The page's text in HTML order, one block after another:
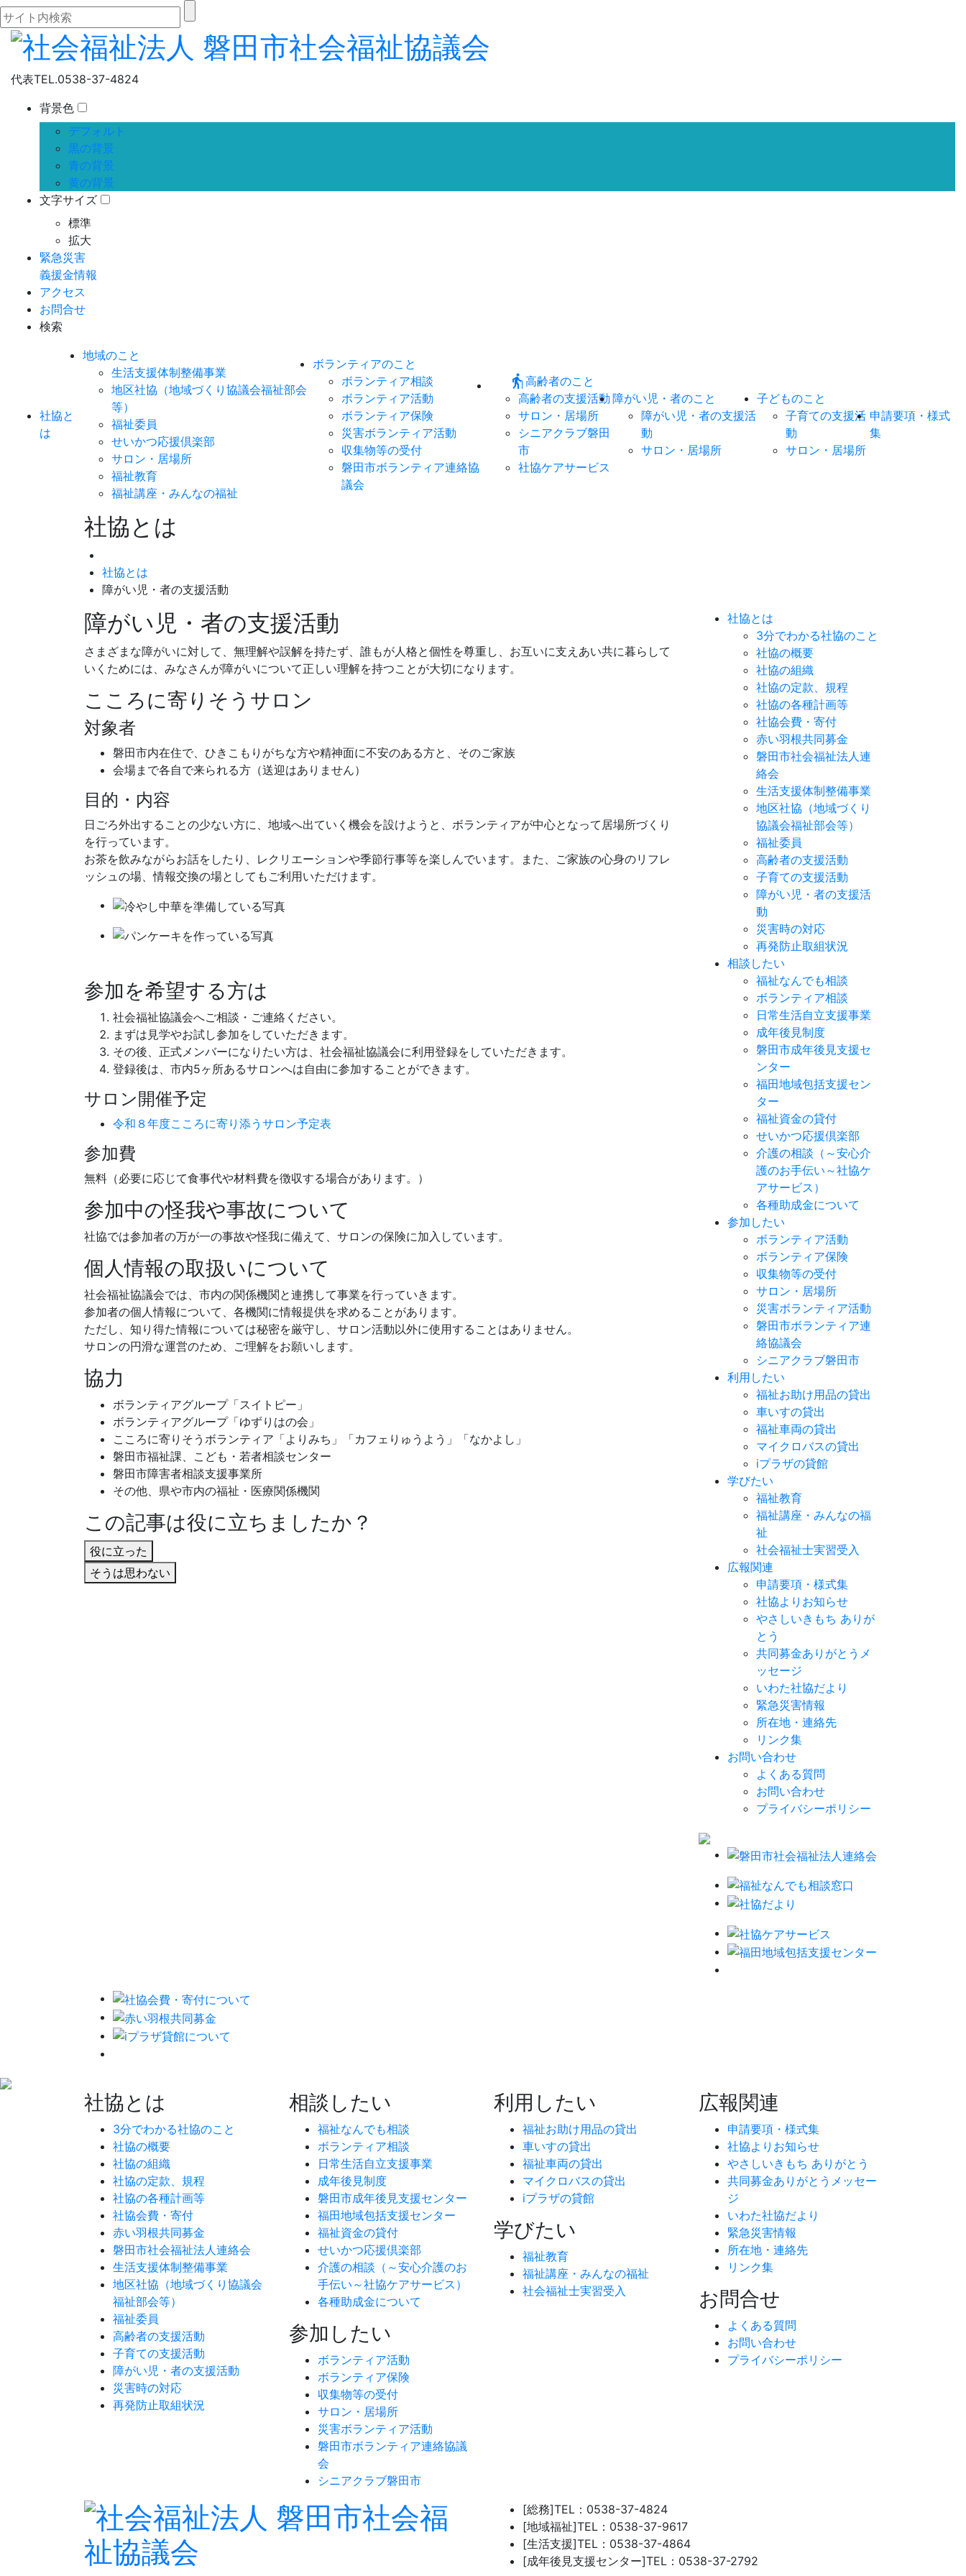
代表TEL.0538-37-4824
背景色
デフォルト
黒の背景
青の背景
黄の背景
文字サイズ
標準
拡大
緊急災害
義援金情報
アクセス
お問合せ
検索
社協と
は
地域のこと
生活支援体制整備事業
地区社協（地域づくり協議会福祉部会
等）
福祉委員
せいかつ応援倶楽部
サロン・居場所
福祉教育
福祉講座・みんなの福祉
ボランティアのこと
ボランティア相談
ボランティア活動
ボランティア保険
災害ボランティア活動
収集物等の受付
磐田市ボランティア連絡協
議会
elderly 高齢者のこと
高齢者の支援活動
サロン・居場所
シニアクラブ磐田
市
社協ケアサービス
障がい児・者のこと
障がい児・者の支援活
動
サロン・居場所
子どものこと
子育ての支援活
動
サロン・居場所
申請要項・様式
集
社協とは
社協とは
障がい児・者の支援活動
障がい児・者の支援活動
さまざまな障がいに対して、無理解や誤解を持たず、誰もが人格と個性を尊重し、お互いに支えあい共に暮らして
いくためには、みなさんが障がいについて正しい理解を持つことが大切になります。
こころに寄りそうサロン
対象者
磐田市内在住で、ひきこもりがちな方や精神面に不安のある方と、そのご家族
会場まで各自で来られる方（送迎はありません）
目的・内容
日ごろ外出することの少ない方に、地域へ出ていく機会を設けようと、ボランティアが中心となって居場所づくり
を行っています。
お茶を飲みながらお話をしたり、レクリエーションや季節行事等を楽しんでいます。また、ご家族の心身のリフレ
ッシュの場、情報交換の場としてもご利用いただけます。
参加を希望する方は
社会福祉協議会へご相談・ご連絡ください。
まずは見学やお試し参加をしていただきます。
その後、正式メンバーになりたい方は、社会福祉協議会に利用登録をしていただきます。
登録後は、市内5ヶ所あるサロンへは自由に参加することができます。
サロン開催予定
令和８年度こころに寄り添うサロン予定表
参加費
無料（必要に応じて食事代や材料費を徴収する場合があります。）
参加中の怪我や事故について
社協では参加者の万が一の事故や怪我に備えて、サロンの保険に加入しています。
個人情報の取扱いについて
社会福祉協議会では、市内の関係機関と連携して事業を行っていきます。
参加者の個人情報について、各機関に情報提供を求めることがあります。
ただし、知り得た情報については秘密を厳守し、サロン活動以外に使用することはありません。
サロンの円滑な運営のため、ご理解をお願いします。
協力
ボランティアグループ「スイトピー」
ボランティアグループ「ゆずりはの会」
こころに寄りそうボランティア「よりみち」「カフェりゅうよう」「なかよし」
磐田市福祉課、こども・若者相談センター
磐田市障害者相談支援事業所
その他、県や市内の福祉・医療関係機関
この記事は役に立ちましたか？
役に立った
そうは思わない
社協とは
3分でわかる社協のこと
社協の概要
社協の組織
社協の定款、規程
社協の各種計画等
社協会費・寄付
赤い羽根共同募金
磐田市社会福祉法人連
絡会
生活支援体制整備事業
地区社協（地域づくり
協議会福祉部会等）
福祉委員
高齢者の支援活動
子育ての支援活動
障がい児・者の支援活
動
災害時の対応
再発防止取組状況
相談したい
福祉なんでも相談
ボランティア相談
日常生活自立支援事業
成年後見制度
磐田市成年後見支援セ
ンター
福田地域包括支援セン
ター
福祉資金の貸付
せいかつ応援倶楽部
介護の相談（～安心介
護のお手伝い～社協ケ
アサービス）
各種助成金について
参加したい
ボランティア活動
ボランティア保険
収集物等の受付
サロン・居場所
災害ボランティア活動
磐田市ボランティア連
絡協議会
シニアクラブ磐田市
利用したい
福祉お助け用品の貸出
車いすの貸出
福祉車両の貸出
マイクロバスの貸出
iプラザの貸館
学びたい
福祉教育
福祉講座・みんなの福
祉
社会福祉士実習受入
広報関連
申請要項・様式集
社協よりお知らせ
やさしいきもち ありが
とう
共同募金ありがとうメ
ッセージ
いわた社協だより
緊急災害情報
所在地・連絡先
リンク集
お問い合わせ
よくある質問
お問い合わせ
プライバシーポリシー
社協とは
3分でわかる社協のこと
社協の概要
社協の組織
社協の定款、規程
社協の各種計画等
社協会費・寄付
赤い羽根共同募金
磐田市社会福祉法人連絡会
生活支援体制整備事業
地区社協（地域づくり協議会
福祉部会等）
福祉委員
高齢者の支援活動
子育ての支援活動
障がい児・者の支援活動
災害時の対応
再発防止取組状況
相談したい
福祉なんでも相談
ボランティア相談
日常生活自立支援事業
成年後見制度
磐田市成年後見支援センター
福田地域包括支援センター
福祉資金の貸付
せいかつ応援倶楽部
介護の相談（～安心介護のお
手伝い～社協ケアサービス）
各種助成金について
参加したい
ボランティア活動
ボランティア保険
収集物等の受付
サロン・居場所
災害ボランティア活動
磐田市ボランティア連絡協議
会
シニアクラブ磐田市
利用したい
福祉お助け用品の貸出
車いすの貸出
福祉車両の貸出
マイクロバスの貸出
iプラザの貸館
学びたい
福祉教育
福祉講座・みんなの福祉
社会福祉士実習受入
広報関連
申請要項・様式集
社協よりお知らせ
やさしいきもち ありがとう
共同募金ありがとうメッセー
ジ
いわた社協だより
緊急災害情報
所在地・連絡先
リンク集
お問合せ
よくある質問
お問い合わせ
プライバシーポリシー
[総務]TEL：0538-37-4824
[地域福祉]TEL：0538-37-9617
[生活支援]TEL：0538-37-4864
[成年後見支援センター]TEL：0538-37-2792